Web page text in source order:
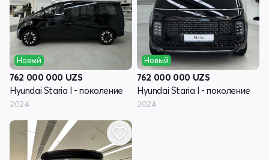
Новый
762 000 000 UZS
Hyundai Staria I - поколение
2024
Новый
762 000 000 UZS
Hyundai Staria I - поколение
2024